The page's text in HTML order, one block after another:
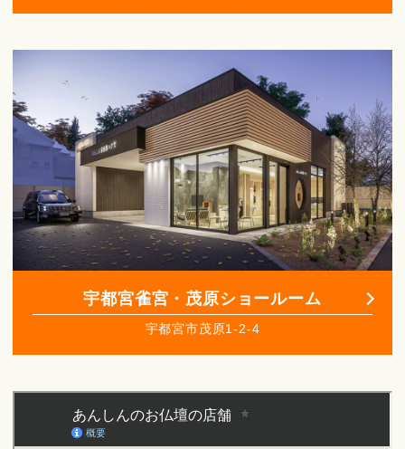
宇都宮雀宮・茂原ショールーム
宇都宮市茂原1-2-4